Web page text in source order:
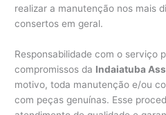
realizar a manutenção nos mais
consertos em geral.
Responsabilidade com o serviço
compromissos da Indaiatuba
motivo, toda manutenção e/ou
com peças genuínas. Esse